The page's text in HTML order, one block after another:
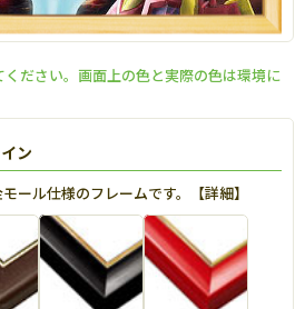
ださい。画面上の色と実際の色は環境に
ン
ール仕様のフレームです。【詳細】